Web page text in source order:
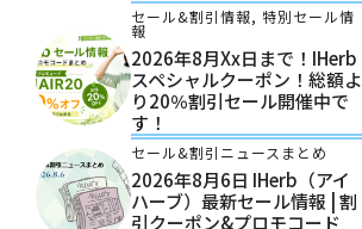
セール&割引情報, 特別セール情
報
2026年8月xx日まで！iHerb
スペシャルクーポン！総額よ
り20％割引セール開催中で
す！
セール&割引ニュースまとめ
2026年8月6日 IHerb（アイ
ハーブ）最新セール情報 | 割
引クーポン&プロモコード